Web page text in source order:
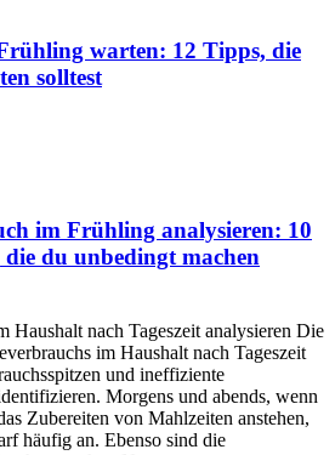
warten: 12 Tipps, die
solltest
im Frühling analysieren: 10
du unbedingt machen
Haushalt nach Tageszeit analysieren Die
im Haushalt nach Tageszeit
und ineffiziente
Morgens und abends, wenn
Zubereiten von Mahlzeiten anstehen,
häufig an. Ebenso sind die